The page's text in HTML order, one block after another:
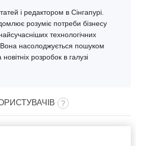
і редактором в Сінгапурі.
розуміє потреби бізнесу
технологічних
Вона насолоджується пошуком
розробок в галузі